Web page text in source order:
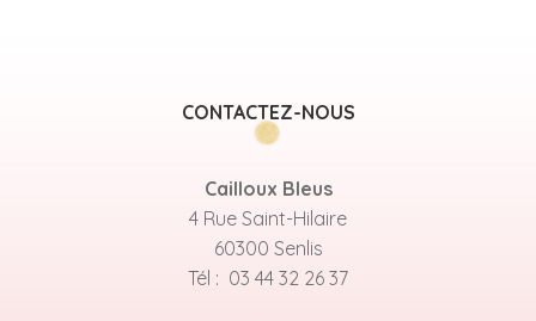
CONTACTEZ-NOUS
Cailloux Bleus
4 Rue Saint-Hilaire
60300 Senlis
Tél : 03 44 32 26 37